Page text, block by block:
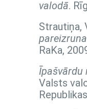
valodā.
Strautiņa,
RaKa,
Īpašvārdu
Valsts